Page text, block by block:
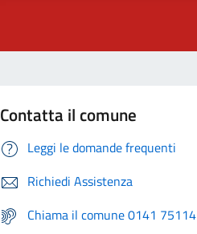
Contatta il comune
Leggi le domande frequenti
Richiedi Assistenza
Chiama il comune 0141 75114